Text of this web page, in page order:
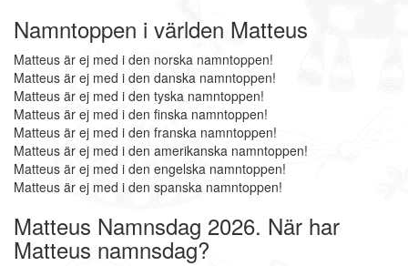
Namntoppen i världen Matteus
Matteus är ej med i den norska namntoppen!
Matteus är ej med i den danska namntoppen!
Matteus är ej med i den tyska namntoppen!
Matteus är ej med i den finska namntoppen!
Matteus är ej med i den franska namntoppen!
Matteus är ej med i den amerikanska namntoppen!
Matteus är ej med i den engelska namntoppen!
Matteus är ej med i den spanska namntoppen!
Matteus Namnsdag 2026. När har
Matteus namnsdag?